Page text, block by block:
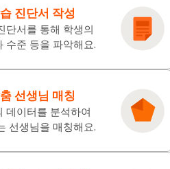
진단서 작성
단서를 통해 학생의
수준 등을 파악해요.
선생님 매칭
데이터를 분석하여
선생님을 매칭해요.